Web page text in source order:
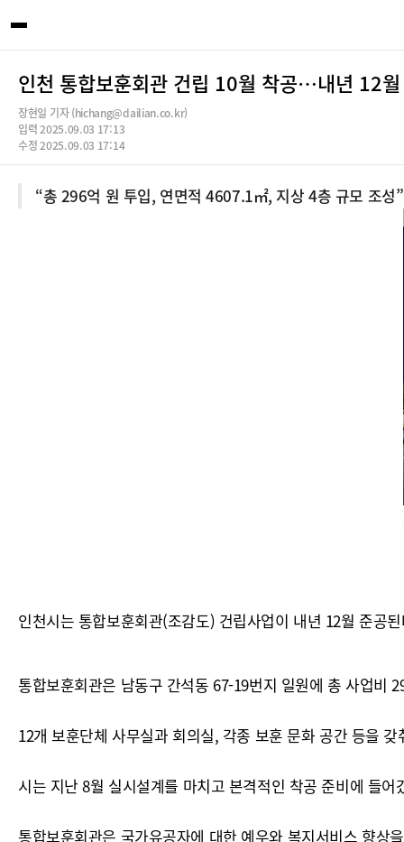
인천 통합보훈회관 건립 10월 착공…내년 12
장현일 기자 (hichang@dailian.co.kr)
입력 2025.09.03 17:13
수정 2025.09.03 17:14
“총 296억 원 투입, 연면적 4607.1㎡, 지상 4층 규모 조성”
인천시는 통합보훈회관(조감도) 건립사업이 내년 12월 준공
통합보훈회관은 남동구 간석동 67-19번지 일원에 총 사업비
12개 보훈단체 사무실과 회의실, 각종 보훈 문화 공간 등을
시는 지난 8월 실시설계를 마치고 본격적인 착공 준비에 들
통합보훈회관은 국가유공자에 대한 예우와 복지서비스 향상